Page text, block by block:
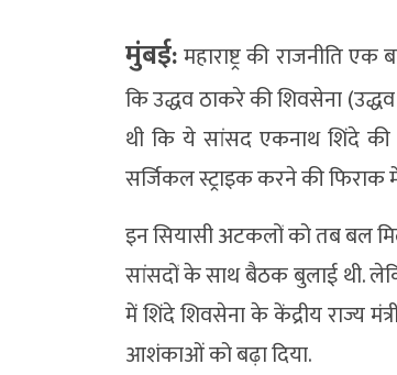
मुंबई:महाराष्ट्र की राजनीति
कि उद्धव ठाकरे की शिवसेना
थी कि ये सांसद एकनाथ शिंदे
सर्जिकल स्ट्राइक करने की
इन सियासी अटकलों को तब बल
सांसदों के साथ बैठक बुलाई थी.
में शिंदे शिवसेना के केंद्रीय राज्य
आशंकाओं को बढ़ा दिया.